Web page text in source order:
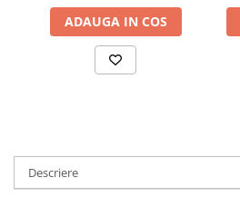
Proiectoare LED
Lumini LED cu fibra optica
ADAUGA IN COS
Descriere